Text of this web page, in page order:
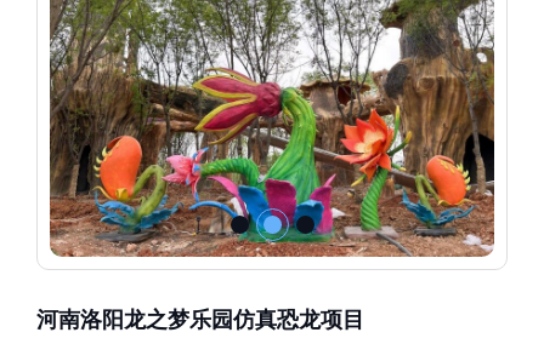
河南洛阳龙之梦乐园仿真恐龙项目